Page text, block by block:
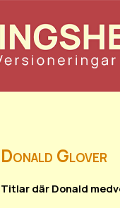
Donald Glover
Titlar där Donald